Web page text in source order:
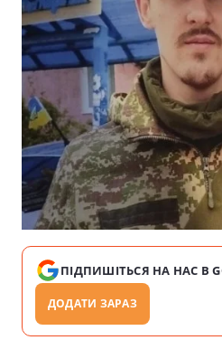
ПІДПИШІТЬСЯ НА НАС В
ДОДАТИ ЗАРАЗ